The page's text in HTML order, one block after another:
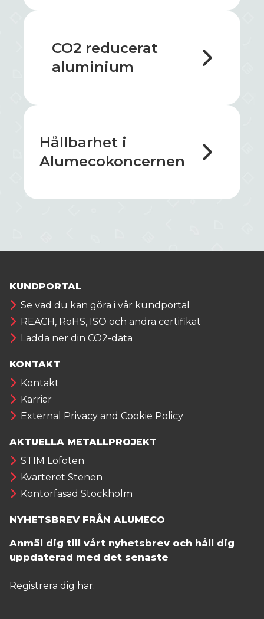
CO2 reducerat
aluminium
Hållbarhet i
Alumecokoncernen
KUNDPORTAL
Se vad du kan göra i vår kundportal
REACH, RoHS, ISO och andra certifikat
Ladda ner din CO2-data
KONTAKT
Kontakt
Karriär
External Privacy and Cookie Policy
AKTUELLA METALLPROJEKT
STIM Lofoten
Kvarteret Stenen
Kontorfasad Stockholm
NYHETSBREV FRÅN ALUMECO
Anmäl dig till vårt nyhetsbrev och håll dig
uppdaterad med det senaste
Registrera dig här.